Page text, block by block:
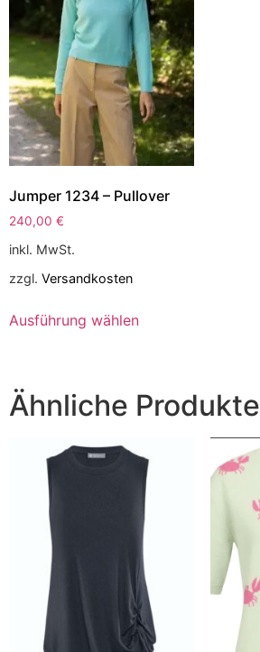
Jumper 1234 – Pullover
240,00 €
inkl. MwSt.
zzgl. Versandkosten
Ausführung wählen
Ähnliche Produkte